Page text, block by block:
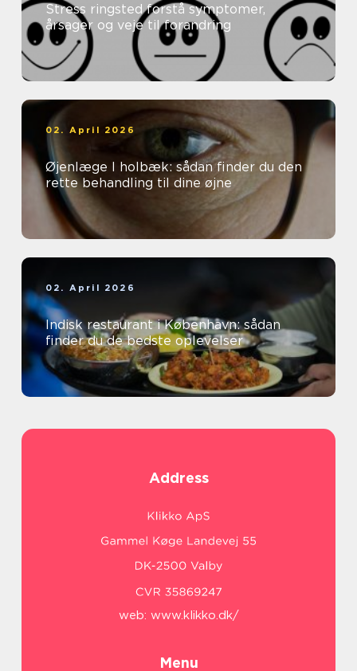
Stress ringsted forstå symptomer,
årsager og veje til forandring
02. April 2026
Øjenlæge I holbæk: sådan finder du den
rette behandling til dine øjne
02. April 2026
Indisk restaurant i København: sådan
finder du de bedste oplevelser
Address
web: www.klikko.dk/
Menu